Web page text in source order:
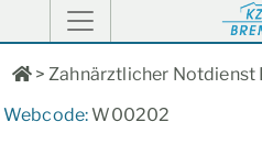
>Zahnärztlicher Notdienst
Webcode:W00202